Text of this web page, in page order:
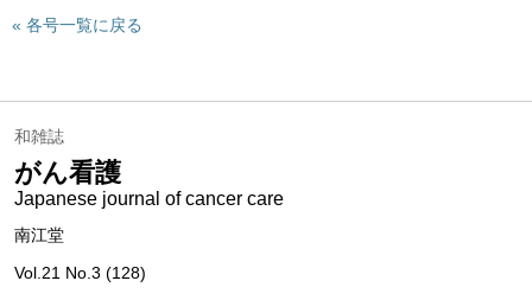
各号一覧に戻る
和雑誌
がん看護
Japanese journal of cancer care
南江堂
Vol.21 No.3 (128)